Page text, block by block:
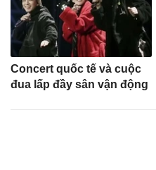
Concert quốc tế và cuộc
đua lấp đầy sân vận động